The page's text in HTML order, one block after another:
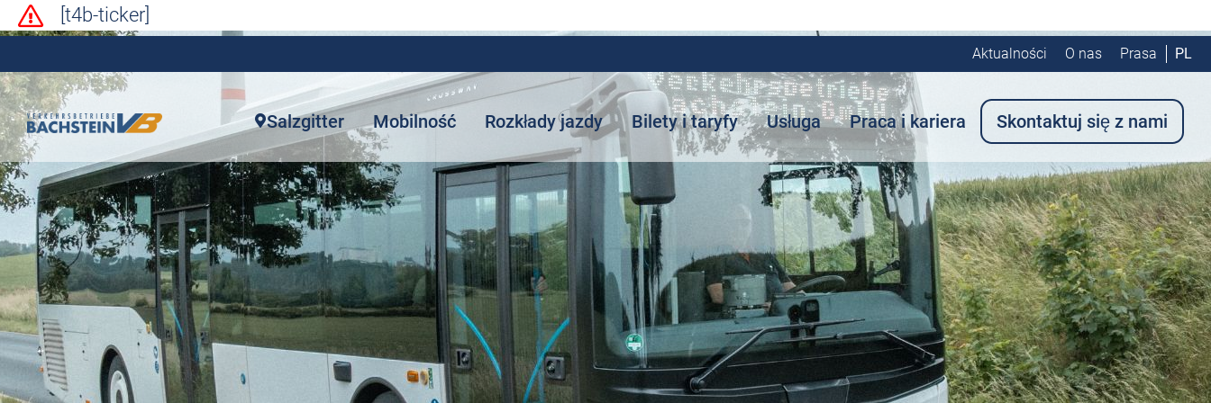
[t4b-ticker]
Aktualności O nas Prasa PL
Salzgitter Mobilność Rozkłady jazdy Bilety i taryfy Usługa Praca i kariera Skontaktuj się z nami